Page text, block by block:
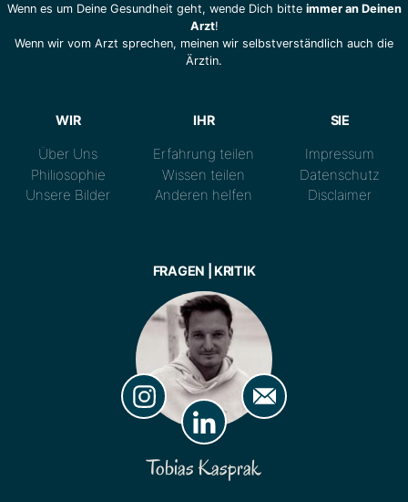
Wenn es um Deine Gesundheit geht, wende Dich bitte immer an Deinen
Arzt!
Wenn wir vom Arzt sprechen, meinen wir selbstverständlich auch die
Ärztin.
WIR
Über Uns
Philiosophie
Unsere Bilder
IHR
Erfahrung teilen
Wissen teilen
Anderen helfen
SIE
Impressum
Datenschutz
Disclaimer
FRAGEN | KRITIK
Tobias Kasprak